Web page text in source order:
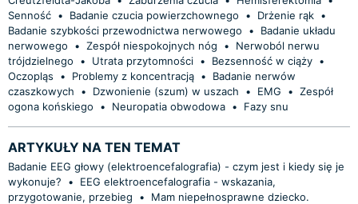
Senność • Badanie czucia powierzchownego • Drżenie rąk •
Badanie szybkości przewodnictwa nerwowego
•
Badanie układu
nerwowego
• Zespół niespokojnych nóg •
Nerwoból nerwu
trójdzielnego
• Utrata przytomności • Bezsenność w ciąży •
Oczopląs
• Problemy z koncentracją •
Badanie nerwów
czaszkowych
• Dzwonienie (szum) w uszach • EMG • Zespół
ogona końskiego
• Neuropatia obwodowa • Fazy snu
ARTYKUŁY NA TEN TEMAT
Badanie EEG głowy (elektroencefalografia) - czym jest i kiedy się je
wykonuje?
•
EEG elektroencefalografia - wskazania,
przygotowanie, przebieg
•
Mam niepełnosprawne dziecko.